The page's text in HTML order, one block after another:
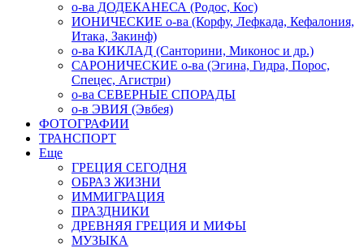
о-ва ДОДЕКАНЕСА (Родос, Кос)
ИОНИЧЕСКИЕ о-ва (Корфу, Лефкада, Кефалония,
Итака, Закинф)
о-ва КИКЛАД (Санторини, Миконос и др.)
САРОНИЧЕСКИЕ о-ва (Эгина, Гидра, Порос,
Спецес, Агистри)
о-ва СЕВЕРНЫЕ СПОРАДЫ
о-в ЭВИЯ (Эвбея)
ФОТОГРАФИИ
ТРАНСПОРТ
Еще
ГРЕЦИЯ СЕГОДНЯ
ОБРАЗ ЖИЗНИ
ИММИГРАЦИЯ
ПРАЗДНИКИ
ДРЕВНЯЯ ГРЕЦИЯ И МИФЫ
МУЗЫКА